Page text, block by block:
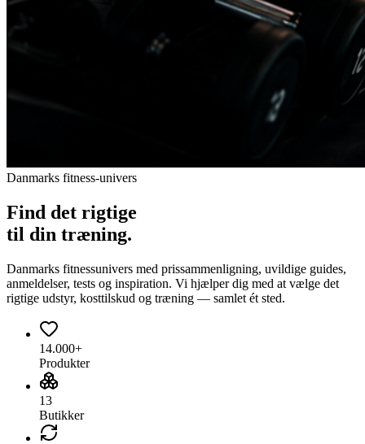
Danmarks fitness-univers
Find det rigtige
til din træning.
Danmarks fitnessunivers med prissammenligning, uvildige guides,
anmeldelser, tests og inspiration. Vi hjælper dig med at vælge det
rigtige udstyr, kosttilskud og træning — samlet ét sted.
14.000+
Produkter
13
Butikker